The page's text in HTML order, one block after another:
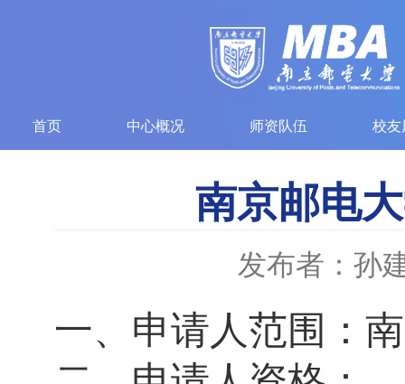
首页 中心概况 师资队伍 校友
南京邮电
发布者：孙
一、申请人范围：